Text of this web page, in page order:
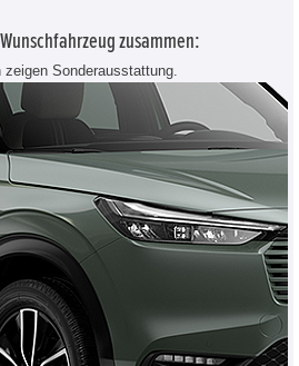
zusammen:
zeigen Sonderausstattung.